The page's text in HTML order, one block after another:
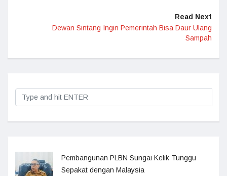
Read Next
Dewan Sintang Ingin Pemerintah Bisa Daur Ulang
Sampah
Pembangunan PLBN Sungai Kelik Tunggu
Sepakat dengan Malaysia